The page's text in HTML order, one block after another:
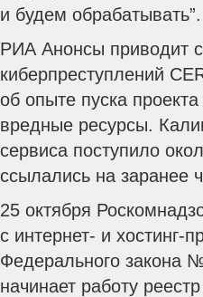
и будем обрабатывать”.
РИА Анонсы приводит
киберпреступлений
об опыте пуска
вредные ресурсы.
сервиса поступило
ссылались на заранее
25 октября
с интернет- и хостинг-
Федерального закона
начинает работу